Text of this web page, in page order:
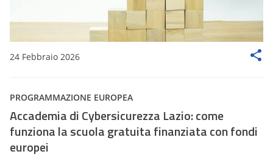
24 Febbraio 2026
PROGRAMMAZIONE EUROPEA
Accademia di Cybersicurezza Lazio: come
funziona la scuola gratuita finanziata con fondi
europei